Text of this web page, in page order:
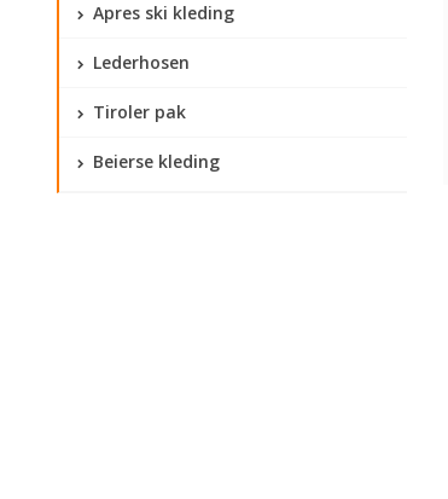
Apres ski kleding
Lederhosen
Tiroler pak
Beierse kleding